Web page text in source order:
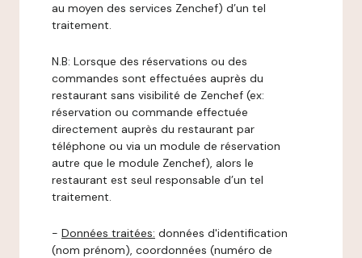
au moyen des services Zenchef) d’un tel
traitement.
N.B: Lorsque des réservations ou des
commandes sont effectuées auprès du
restaurant sans visibilité de Zenchef (ex:
réservation ou commande effectuée
directement auprès du restaurant par
téléphone ou via un module de réservation
autre que le module Zenchef), alors le
restaurant est seul responsable d’un tel
traitement.
- Données traitées: données d'identification
(nom prénom), coordonnées (numéro de